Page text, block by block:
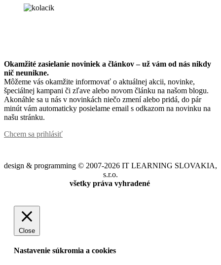
Okamžité zasielanie noviniek a článkov – už vám od nás nikdy
nič neunikne.
Môžeme vás okamžite informovať o aktuálnej akcii, novinke,
špeciálnej kampani či zľave alebo novom článku na našom blogu.
Akonáhle sa u nás v novinkách niečo zmení alebo pridá, do pár
minút vám automaticky posielame email s odkazom na novinku na
našu stránku.
Chcem sa prihlásiť
design & programming © 2007-2026 IT LEARNING SLOVAKIA,
s.r.o.
všetky práva vyhradené
Close
Nastavenie súkromia a cookies